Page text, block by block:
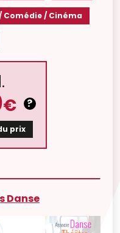
Comédie / Cinéma
€ ?
prix
Danse